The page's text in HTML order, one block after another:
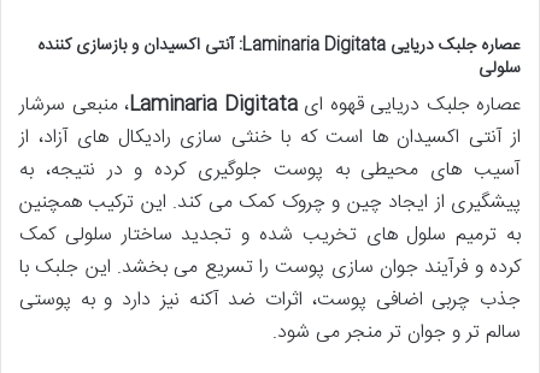
عصاره جلبک دریایی Laminaria Digitata: آنتی اکسیدان و بازسازی کننده
سلولی
عصاره جلبک دریایی قهوه ایLaminaria Digitata، منبعی سرشار
از آنتی اکسیدان ها است که با خنثی سازی رادیکال های آزاد، از
آسیب های محیطی به پوست جلوگیری کرده و در نتیجه، به
پیشگیری از ایجاد چین و چروک کمک می کند. این ترکیب همچنین
به ترمیم سلول های تخریب شده و تجدید ساختار سلولی کمک
کرده و فرآیند جوان سازی پوست را تسریع می بخشد. این جلبک با
جذب چربی اضافی پوست، اثرات ضد آکنه نیز دارد و به پوستی
سالم تر و جوان تر منجر می شود.